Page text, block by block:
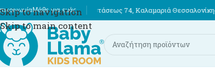
Skip to navigation
Skip to main content
Μάθε για εμάς
Αντιστάσεως 74, Καλαμαριά Θεσσαλονίκης Έως 12 άτοκες